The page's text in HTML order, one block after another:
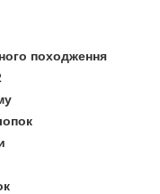
походження